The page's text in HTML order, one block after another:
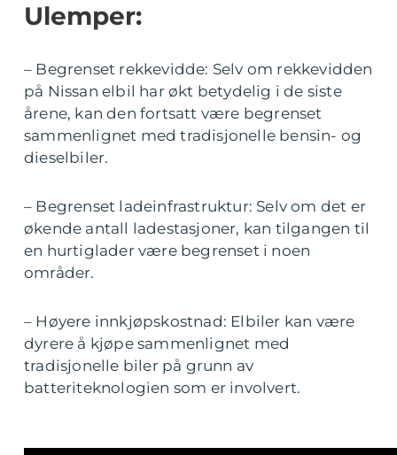
Ulemper:
– Begrenset rekkevidde: Selv om rekkevidden
på Nissan elbil har økt betydelig i de siste
årene, kan den fortsatt være begrenset
sammenlignet med tradisjonelle bensin- og
dieselbiler.
– Begrenset ladeinfrastruktur: Selv om det er
økende antall ladestasjoner, kan tilgangen til
en hurtiglader være begrenset i noen
områder.
– Høyere innkjøpskostnad: Elbiler kan være
dyrere å kjøpe sammenlignet med
tradisjonelle biler på grunn av
batteriteknologien som er involvert.